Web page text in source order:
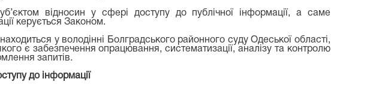
відносин у сфері доступу до публічної інформації, а саме
керується Законом.
у володінні Болградського районного суду Одеської області,
є забезпечення опрацювання, систематизації, аналізу та контролю
запитів.
до інформації